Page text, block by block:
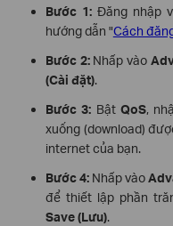
Bước 1:Đăng nhập
hướng dẫn "Cách
Bước 2:Nhấp vào
(Cài đặt).
Bước 3: Bật QoS,
xuống (download)
internet của bạn.
Bước 4:Nhấp vào
để thiết lập phần
Save (Lưu).